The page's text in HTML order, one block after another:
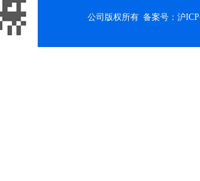
公司版权所有 备案号： 沪